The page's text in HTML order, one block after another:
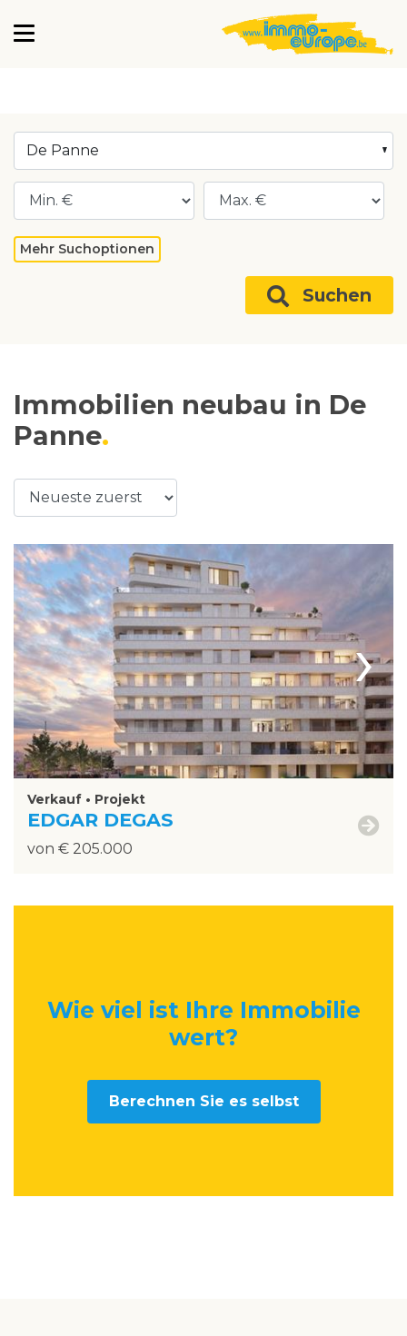
De Panne
Mehr Suchoptionen
Suchen
Immobilien neubau in De
Panne
›
Verkauf • Projekt
EDGAR DEGAS
von € 205.000
Wie viel ist Ihre Immobilie
wert?
Berechnen Sie es selbst